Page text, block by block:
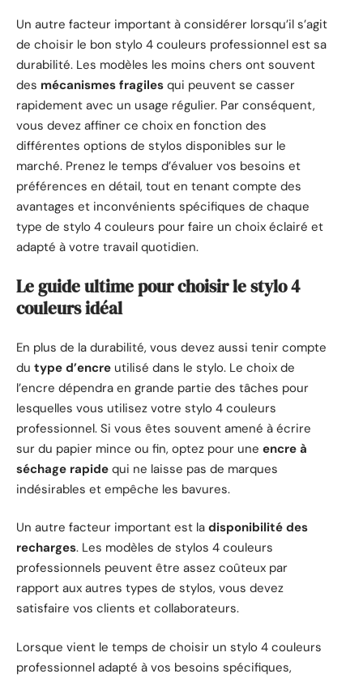
Un autre facteur important à considérer lorsqu’il s’agit
de choisir le bon stylo 4 couleurs professionnel est sa
durabilité. Les modèles les moins chers ont souvent
des mécanismes fragiles qui peuvent se casser
rapidement avec un usage régulier. Par conséquent,
vous devez affiner ce choix en fonction des
différentes options de stylos disponibles sur le
marché. Prenez le temps d’évaluer vos besoins et
préférences en détail, tout en tenant compte des
avantages et inconvénients spécifiques de chaque
type de stylo 4 couleurs pour faire un choix éclairé et
adapté à votre travail quotidien.
Le guide ultime pour choisir le stylo 4
couleurs idéal
En plus de la durabilité, vous devez aussi tenir compte
du type d’encre utilisé dans le stylo. Le choix de
l’encre dépendra en grande partie des tâches pour
lesquelles vous utilisez votre stylo 4 couleurs
professionnel. Si vous êtes souvent amené à écrire
sur du papier mince ou fin, optez pour une encre à
séchage rapide qui ne laisse pas de marques
indésirables et empêche les bavures.
Un autre facteur important est la disponibilité des
recharges. Les modèles de stylos 4 couleurs
professionnels peuvent être assez coûteux par
rapport aux autres types de stylos, vous devez
satisfaire vos clients et collaborateurs.
Lorsque vient le temps de choisir un stylo 4 couleurs
professionnel adapté à vos besoins spécifiques,